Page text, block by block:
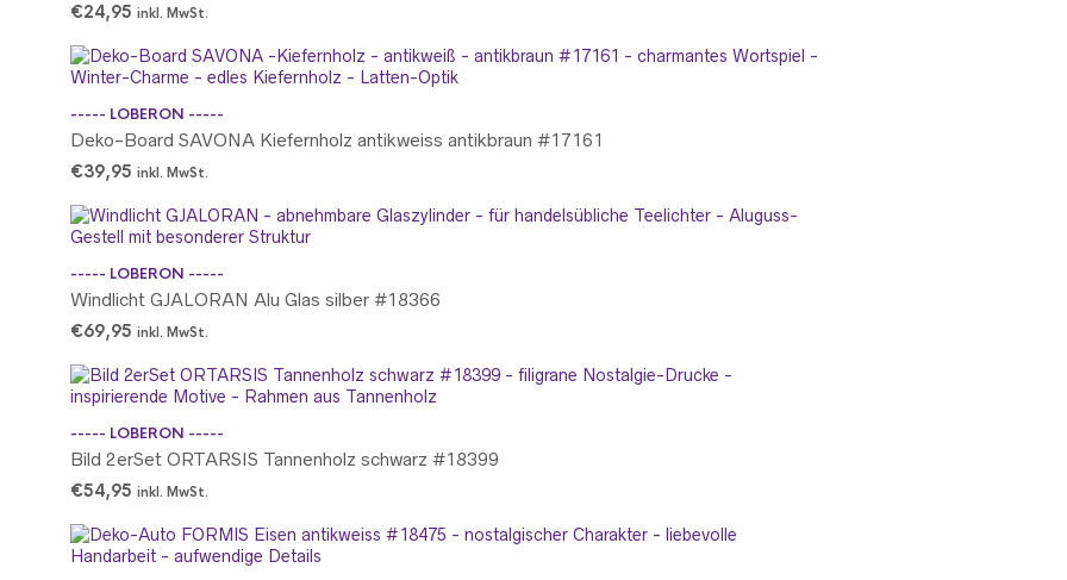
€24,95 inkl. MwSt.
----- LOBERON -----
Deko-Board SAVONA Kiefernholz antikweiss antikbraun #17161
€39,95 inkl. MwSt.
----- LOBERON -----
Windlicht GJALORAN Alu Glas silber #18366
€69,95 inkl. MwSt.
----- LOBERON -----
Bild 2erSet ORTARSIS Tannenholz schwarz #18399
€54,95 inkl. MwSt.